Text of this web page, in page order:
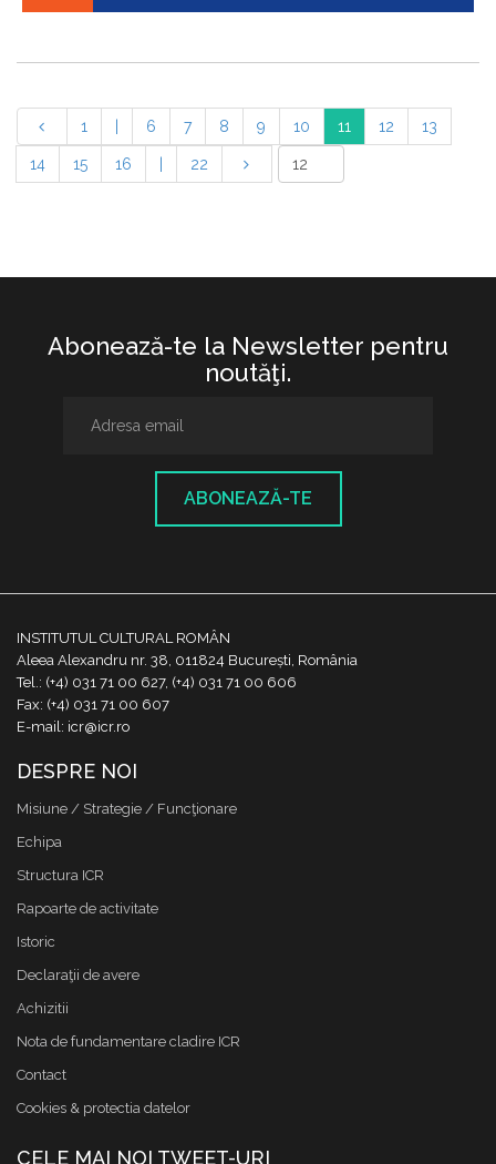
1 6 7 8 9 10 11 12 13
14 15 16 22
Abonează-te la Newsletter pentru
noutăţi.
ABONEAZĂ-TE
INSTITUTUL CULTURAL ROMÂN
Aleea Alexandru nr. 38, 011824 București, România
Tel.: (+4) 031 71 00 627, (+4) 031 71 00 606
Fax: (+4) 031 71 00 607
E-mail: icr@icr.ro
DESPRE NOI
Misiune / Strategie / Funcţionare
Echipa
Structura ICR
Rapoarte de activitate
Istoric
Declaraţii de avere
Achizitii
Nota de fundamentare cladire ICR
Contact
Cookies & protectia datelor
CELE MAI NOI TWEET-URI